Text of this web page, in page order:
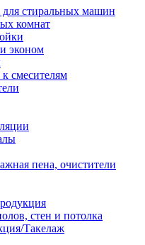
стиральных машин
комнат
эконом
смесителям
пена, очистители
стен и потолка
Такелаж